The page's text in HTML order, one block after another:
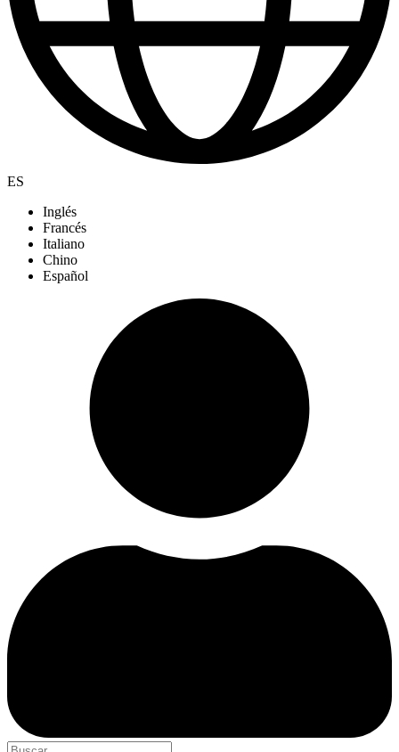
ES
Inglés
Francés
Italiano
Chino
Español